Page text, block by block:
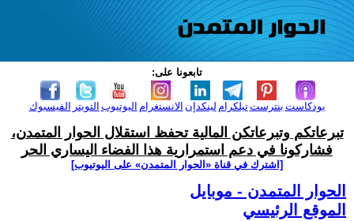
تابعونا على:
الفيسبوك التويتر اليوتيوب الانستغرام لينكدإن تيلكرامبنترست بودكاست
تبرعاتكم وتبرعاتكن المالية تحفظ استقلال الحوار المتمدن،
فشاركونا في دعم استمرارية هذا الفضاء اليساري الحر
[اشترك في قناة ‫«الحوار المتمدن» على اليوتيوب]
الحوار المتمدن - موبايل
الموقع الرئيسي